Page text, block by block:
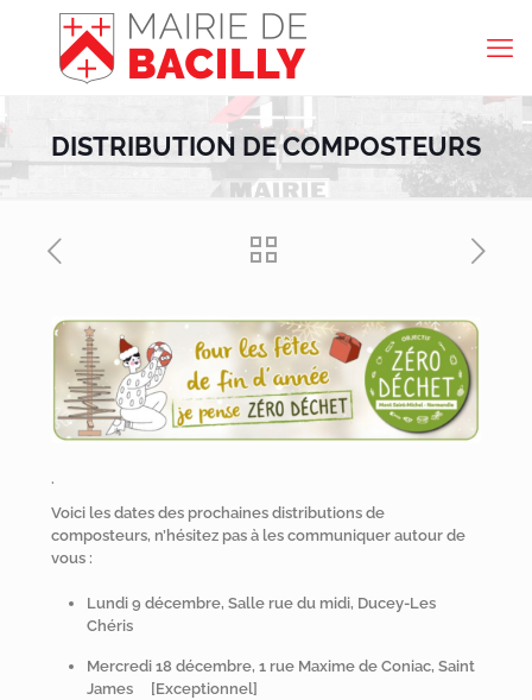
DISTRIBUTION DE COMPOSTEURS
.
Voici les dates des prochaines distributions de
composteurs, n’hésitez pas à les communiquer autour de
vous :
Lundi 9 décembre, Salle rue du midi, Ducey-Les
Chéris
Mercredi 18 décembre, 1 rue Maxime de Coniac, Saint
James [Exceptionnel]